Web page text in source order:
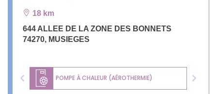
18 km
644 ALLEE DE LA ZONE DES BONNETS
74270, MUSIEGES
POMPE À CHALEUR (AÉROTHERMIE)
Previous Next